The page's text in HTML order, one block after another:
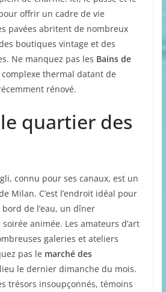
offrir un cadre de vie
pavées abritent de nombreux
boutiques vintage et des
Ne manquez pas les Bains de
complexe thermal datant de
rénové.
quartier des
connu pour ses canaux, est un
Milan. C’est l’endroit idéal pour
de l’eau, un dîner
animée. Les amateurs d’art
galeries et ateliers
pas le marché des
le dernier dimanche du mois.
trésors insoupçonnés, témoins